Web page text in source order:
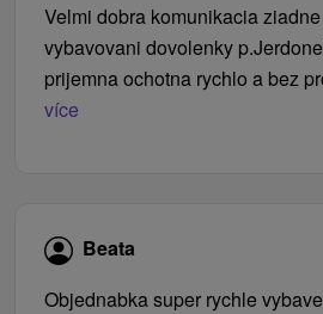
Velmi dobra komunikacia
vybavovani dovolenky
prijemna ochotna rychlo a bez
více
Beata
Objednabka super rychle